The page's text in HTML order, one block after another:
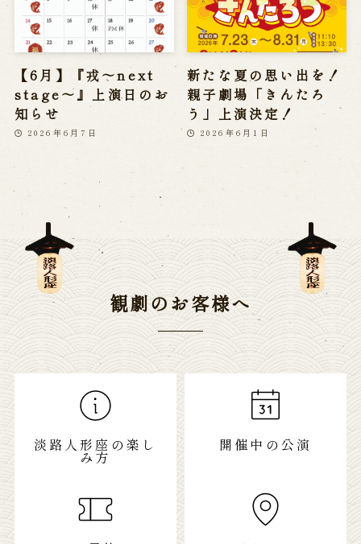
【6月】『戎～next
stage～』上演日のお
知らせ
2026年6月7日
新たな夏の思い出を！
親子劇場「きんたろ
う」上演決定！
2026年6月1日
観劇のお客様へ
淡路人形座の楽し
み方
開催中の公演